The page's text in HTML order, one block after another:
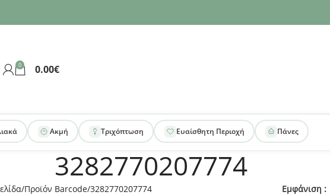
0 0.00€
Ακμή Τριχόπτωση Ευαίσθητη Περιοχή Πάνες
3282770207774
Προϊόν Barcode 3282770207774 Εμφάνιση